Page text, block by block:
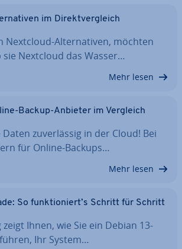
im Di­rekt­ver­gleich
Nextcloud-Al­ter­na­ti­ven, möchten
Nextcloud das Wasser…
Mehr lesen
Backup-Anbieter im Vergleich
Daten zu­ver­läs­sig in der Cloud! Bei
für Online-Backups…
Mehr lesen
So funk­tio­niert’s Schritt für Schritt
Ihnen, wie Sie ein Debian 13-
Ihr System…